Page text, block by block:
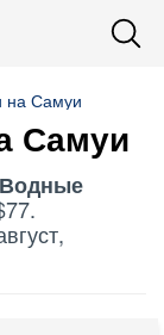
на Самуи
Самуи
Водные